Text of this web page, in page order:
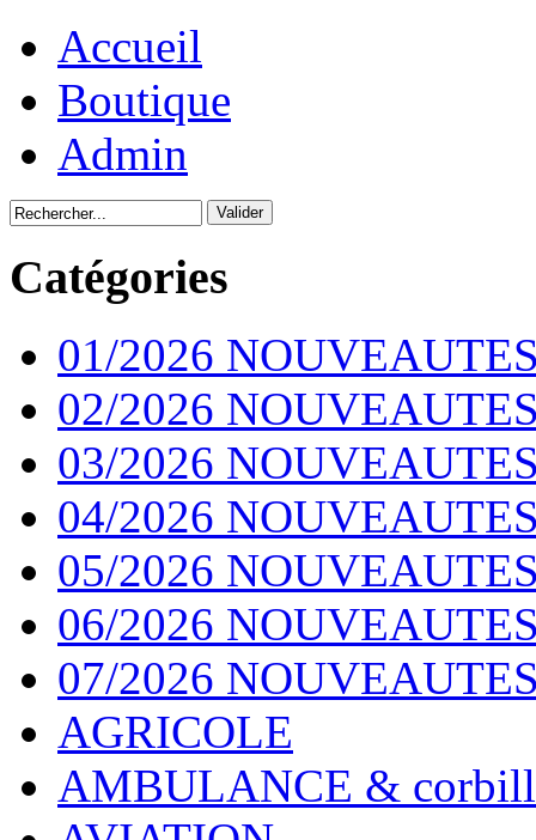
Accueil
Boutique
Admin
Catégories
01/2026
02/2026
03/2026
04/2026
05/2026
06/2026
07/2026
AGRICOLE
AMBULANCE &